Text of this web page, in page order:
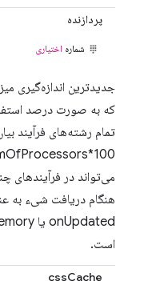
پردازنده
شماره اختیاری
تمام رشته‌های فرآیند
هنگام دریافت شیء به
است.
cssCache